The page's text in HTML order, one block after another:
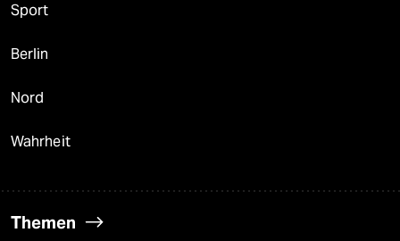
Sport
Berlin
Nord
Wahrheit
Themen